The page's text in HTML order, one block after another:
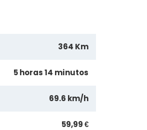
364 Km
5 horas 14 minutos
69.6 km/h
59,99 €